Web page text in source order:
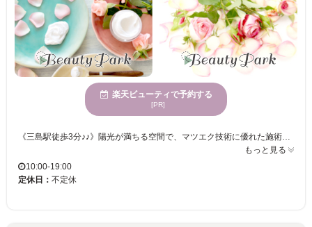
楽天ビューティで予約する
[PR]
《三島駅徒歩3分♪♪》陽光が満ちる空間で、マツエク技術に優れた施術を体験！さまざまな年齢層に愛されるサロン☆心地よい空間で輝く瞳を作ります！ MAQUIA 三島駅前店での体験は、広々とした空間で心地よく、まつ毛エクステの技術に特化しているため、自然で魅力的な目元を求める方におすすめです。多様な年齢向けのサービスを提供しており、一人ひとりに合わせた施術で理想の仕上がりを実現します。まつ毛エクステを取り入れることで、魅力を引き立てる新しい自分に出会えます。MAQUIA 三島駅前店で変わる自分を楽しんでみてください。
もっと見る
10:00-19:00
定休日： 不定休